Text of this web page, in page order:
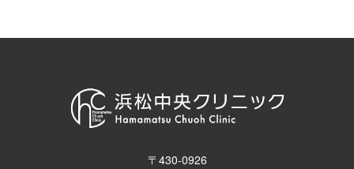
術後は腫れや内出血があるため身近な人の場合は気づく可能性が
〒430-0926